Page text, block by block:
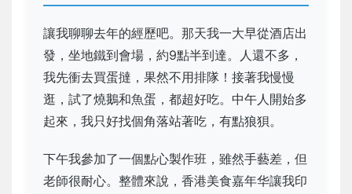
讓我聊聊去年的經歷吧。那天我一大早從酒店出
發，坐地鐵到會場，約9點半到達。人還不多，
我先衝去買蛋撻，果然不用排隊！接著我慢慢
逛，試了燒鵝和魚蛋，都超好吃。中午人開始多
起來，我只好找個角落站著吃，有點狼狽。
下午我參加了一個點心製作班，雖然手藝差，但
老師很耐心。整體來說，香港美食嘉年华讓我印